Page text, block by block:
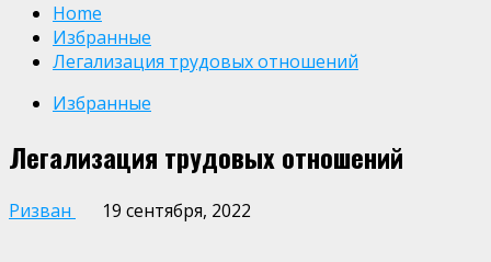
Home
Избранные
Легализация трудовых отношений
Избранные
Легализация трудовых отношений
Ризван 19 сентября, 2022